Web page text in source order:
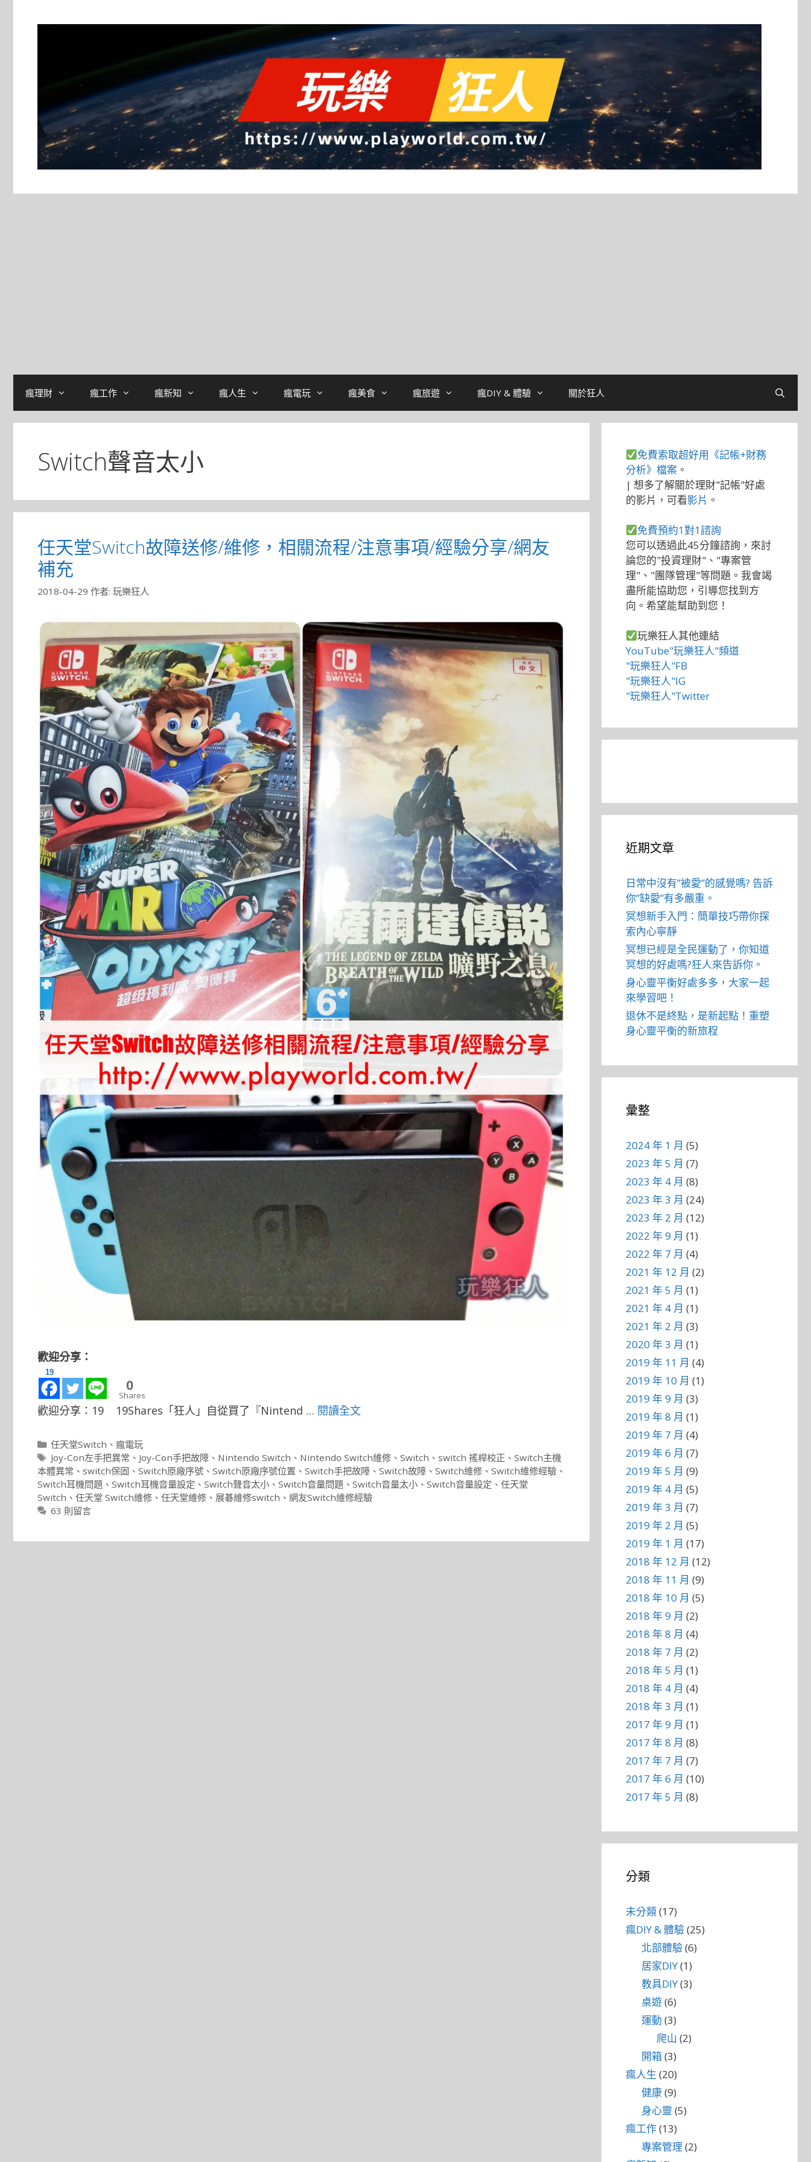
瘋理財 瘋工作 瘋新知 瘋人生 瘋電玩 瘋美食 瘋旅遊 瘋DIY & 體驗 關於狂人
Switch聲音太小
任天堂Switch故障送修/維修，相關流程/注意事項/經驗分享/網友
補充
2018-04-29 作者: 玩樂狂人
歡迎分享：
19
0
Shares
歡迎分享：19 19Shares「狂人」自從買了『Nintend … 閱讀全文
分
類
任天堂Switch 、瘋電玩
標
籤
Joy-Con左手把異常 、 Joy-Con手把故障 、 Nintendo Switch 、 Nintendo Switch維修 、Switch 、 switch 搖桿校正 、Switch主機
本體異常 、 switch保固 、 Switch原廠序號 、 Switch原廠序號位置 、 Switch手把故障 、 Switch故障 、 Switch維修 、 Switch維修經驗 、
Switch耳機問題 、 Switch耳機音量設定 、 Switch聲音太小 、 Switch音量問題 、 Switch音量太小 、 Switch音量設定 、 任天堂
Switch 、 任天堂 Switch維修 、 任天堂維修 、 展碁維修switch 、 網友Switch維修經驗
63 則留言
免費索取超好用《記帳+財務
分析》檔案 。
| 想多了解關於理財"記帳"好處
的影片，可看影片 。
免費預約1對1諮詢
您可以透過此45分鐘諮詢，來討
論您的"投資理財"、"專案管
理"、"團隊管理"等問題。我會竭
盡所能協助您，引導您找到方
向。希望能幫助到您！
玩樂狂人其他連結
YouTube"玩樂狂人"頻道
"玩樂狂人"FB
"玩樂狂人"IG
"玩樂狂人"Twitter
近期文章
日常中沒有”被愛”的感覺嗎? 告訴
你”缺愛”有多嚴重。
冥想新手入門：簡單技巧帶你探
索內心寧靜
冥想已經是全民運動了，你知道
冥想的好處嗎?狂人來告訴你。
身心靈平衡好處多多，大家一起
來學習吧！
退休不是終點，是新起點！重塑
身心靈平衡的新旅程
彙整
2024 年 1 月 (5)
2023 年 5 月 (7)
2023 年 4 月 (8)
2023 年 3 月 (24)
2023 年 2 月 (12)
2022 年 9 月 (1)
2022 年 7 月 (4)
2021 年 12 月 (2)
2021 年 5 月 (1)
2021 年 4 月 (1)
2021 年 2 月 (3)
2020 年 3 月 (1)
2019 年 11 月 (4)
2019 年 10 月 (1)
2019 年 9 月 (3)
2019 年 8 月 (1)
2019 年 7 月 (4)
2019 年 6 月 (7)
2019 年 5 月 (9)
2019 年 4 月 (5)
2019 年 3 月 (7)
2019 年 2 月 (5)
2019 年 1 月 (17)
2018 年 12 月 (12)
2018 年 11 月 (9)
2018 年 10 月 (5)
2018 年 9 月 (2)
2018 年 8 月 (4)
2018 年 7 月 (2)
2018 年 5 月 (1)
2018 年 4 月 (4)
2018 年 3 月 (1)
2017 年 9 月 (1)
2017 年 8 月 (8)
2017 年 7 月 (7)
2017 年 6 月 (10)
2017 年 5 月 (8)
分類
未分類(17)
瘋DIY & 體驗(25)
北部體驗(6)
居家DIY(1)
教具DIY(3)
桌遊(6)
運動 (3)
爬山 (2)
開箱(3)
瘋人生 (20)
健康(9)
身心靈 (5)
瘋工作(13)
專案管理 (2)